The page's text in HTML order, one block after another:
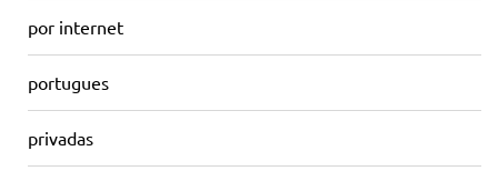
por internet
portugues
privadas